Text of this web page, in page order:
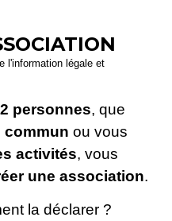
l'information légale et
personnes, que
commun ou vous
activités, vous
une association.
la déclarer ?